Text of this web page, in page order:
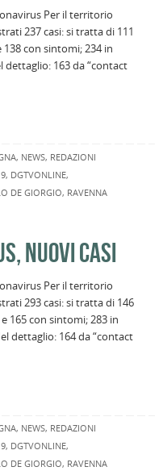
Per il territorio
237 casi: si tratta di 111
con sintomi; 234 in
dettaglio: 163 da “contact
, NEWS, REDAZIONI
, DGTVONLINE,
DE GIORGIO, RAVENNA
NUOVI CASI
Per il territorio
293 casi: si tratta di 146
165 con sintomi; 283 in
dettaglio: 164 da “contact
, NEWS, REDAZIONI
, DGTVONLINE,
DE GIORGIO, RAVENNA